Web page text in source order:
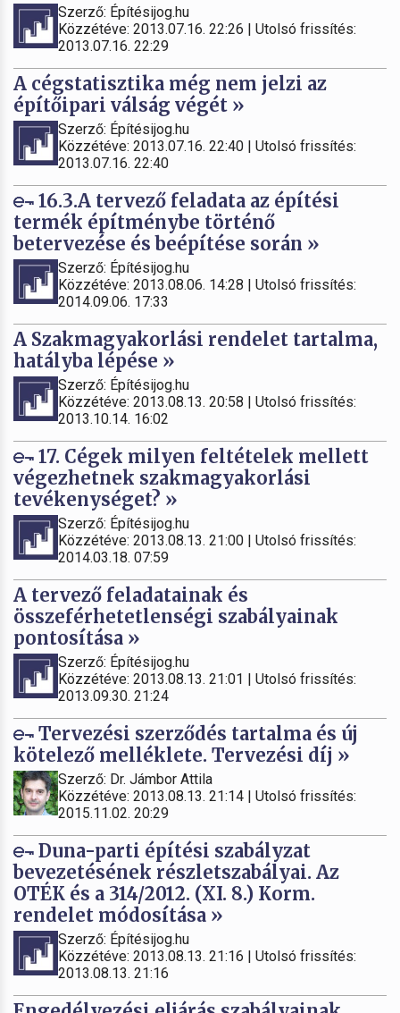
Szerző: Építésijog.hu
Közzétéve: 2013.07.16. 22:26 | Utolsó frissítés:
2013.07.16. 22:29
A cégstatisztika még nem jelzi az
építőipari válság végét »
Szerző: Építésijog.hu
Közzétéve: 2013.07.16. 22:40 | Utolsó frissítés:
2013.07.16. 22:40
16.3.A tervező feladata az építési
termék építménybe történő
betervezése és beépítése során »
Szerző: Építésijog.hu
Közzétéve: 2013.08.06. 14:28 | Utolsó frissítés:
2014.09.06. 17:33
A Szakmagyakorlási rendelet tartalma,
hatályba lépése »
Szerző: Építésijog.hu
Közzétéve: 2013.08.13. 20:58 | Utolsó frissítés:
2013.10.14. 16:02
17. Cégek milyen feltételek mellett
végezhetnek szakmagyakorlási
tevékenységet? »
Szerző: Építésijog.hu
Közzétéve: 2013.08.13. 21:00 | Utolsó frissítés:
2014.03.18. 07:59
A tervező feladatainak és
összeférhetetlenségi szabályainak
pontosítása »
Szerző: Építésijog.hu
Közzétéve: 2013.08.13. 21:01 | Utolsó frissítés:
2013.09.30. 21:24
Tervezési szerződés tartalma és új
kötelező melléklete. Tervezési díj »
Szerző: Dr. Jámbor Attila
Közzétéve: 2013.08.13. 21:14 | Utolsó frissítés:
2015.11.02. 20:29
Duna-parti építési szabályzat
bevezetésének részletszabályai. Az
OTÉK és a 314/2012. (XI. 8.) Korm.
rendelet módosítása »
Szerző: Építésijog.hu
Közzétéve: 2013.08.13. 21:16 | Utolsó frissítés:
2013.08.13. 21:16